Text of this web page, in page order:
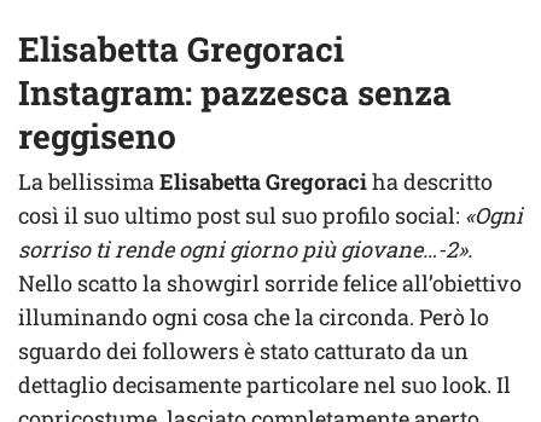
Elisabetta Gregoraci
Instagram: pazzesca senza
reggiseno
La bellissimaElisabetta Gregoraciha descritto
così il suo ultimo post sul suo profilo social: «Ogni
sorriso ti rende ogni giorno più giovane…-2».
Nello scatto la showgirl sorride felice all’obiettivo
illuminando ogni cosa che la circonda. Però lo
sguardo dei followers è stato catturato da un
dettaglio decisamente particolare nel suo look. Il